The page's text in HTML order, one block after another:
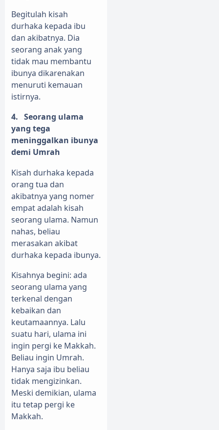
Begitulah kisah
durhaka kepada ibu
dan akibatnya. Dia
seorang anak yang
tidak mau membantu
ibunya dikarenakan
menuruti kemauan
istirnya.
4. Seorang ulama
yang tega
meninggalkan ibunya
demi Umrah
Kisah durhaka kepada
orang tua dan
akibatnya yang nomer
empat adalah kisah
seorang ulama. Namun
nahas, beliau
merasakan akibat
durhaka kepada ibunya.
Kisahnya begini: ada
seorang ulama yang
terkenal dengan
kebaikan dan
keutamaannya. Lalu
suatu hari, ulama ini
ingin pergi ke Makkah.
Beliau ingin Umrah.
Hanya saja ibu beliau
tidak mengizinkan.
Meski demikian, ulama
itu tetap pergi ke
Makkah.